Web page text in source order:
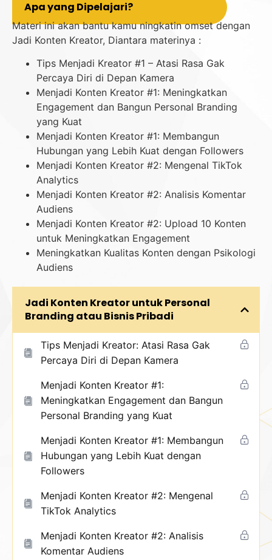
Apa yang Dipelajari?
Materi ini akan bantu kamu ningkatin omset dengan
Jadi Konten Kreator, Diantara materinya :
Tips Menjadi Kreator #1 – Atasi Rasa Gak
Percaya Diri di Depan Kamera
Menjadi Konten Kreator #1: Meningkatkan
Engagement dan Bangun Personal Branding
yang Kuat
Menjadi Konten Kreator #1: Membangun
Hubungan yang Lebih Kuat dengan Followers
Menjadi Konten Kreator #2: Mengenal TikTok
Analytics
Menjadi Konten Kreator #2: Analisis Komentar
Audiens
Menjadi Konten Kreator #2: Upload 10 Konten
untuk Meningkatkan Engagement
Meningkatkan Kualitas Konten dengan Psikologi
Audiens
Jadi Konten Kreator untuk Personal
Branding atau Bisnis Pribadi
Tips Menjadi Kreator: Atasi Rasa Gak
Percaya Diri di Depan Kamera
Menjadi Konten Kreator #1:
Meningkatkan Engagement dan Bangun
Personal Branding yang Kuat
Menjadi Konten Kreator #1: Membangun
Hubungan yang Lebih Kuat dengan
Followers
Menjadi Konten Kreator #2: Mengenal
TikTok Analytics
Menjadi Konten Kreator #2: Analisis
Komentar Audiens